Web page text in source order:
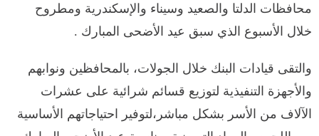
محافظات الدلتا والصعيد وسيناء والإسكندرية ومطروح
خلال الأسبوع الذي سبق عيد الأضحى المبارك .
والتقى قيادات البنك خلال الجولات، بالمحافظين ونوابهم
والأجهزة التنفيذية لتوزيع قسائم شرائية على عشرات
الآلاف من الأسر بشكل مباشر،لتوفير احتياجاتهم الأساسية